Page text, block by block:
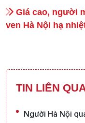
Giá cao, người
ven Hà Nội hạ
TIN LIÊN
Người Hà Nội